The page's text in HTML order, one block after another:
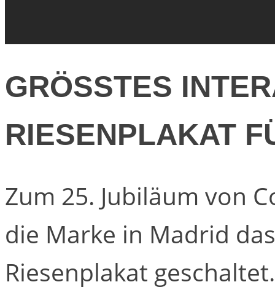
GRÖSSTES
RIESENPLAKAT
Zum 25. Jubiläum von
die Marke in Madrid
Riesenplakat